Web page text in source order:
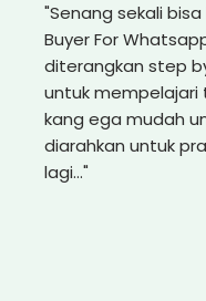
"Senang sekali
Buyer For
diterangkan step
untuk mempelajari
kang ega mudah
diarahkan untuk
lagi..."